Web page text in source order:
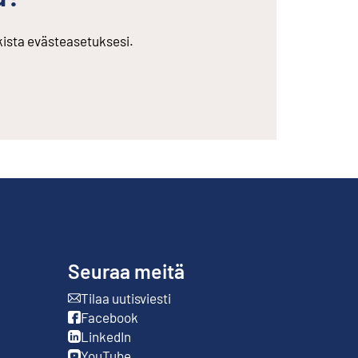
evästeasetuksesi.
Seuraa meitä
Tilaa uutisviesti
Ulkoinen linkki
Facebook
Ulkoinen linkki
LinkedIn
Ulkoinen linkki